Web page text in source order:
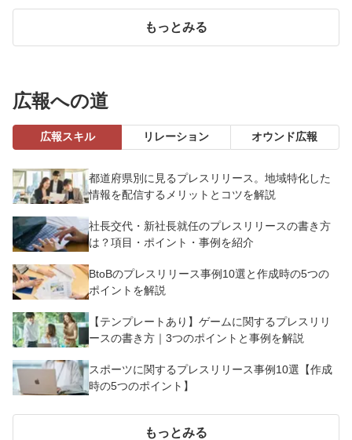
もっとみる
広報への道
広報スキル リレーション オウンド広報
都道府県別に見るプレスリリース。地域特化した
情報を配信するメリットとコツを解説
社長交代・新社長就任のプレスリリースの書き方
は？項目・ポイント・事例を紹介
BtoBのプレスリリース事例10選と作成時の5つの
ポイントを解説
【テンプレートあり】ゲームに関するプレスリリ
ースの書き方｜3つのポイントと事例を解説
スポーツに関するプレスリリース事例10選【作成
時の5つのポイント】
もっとみる